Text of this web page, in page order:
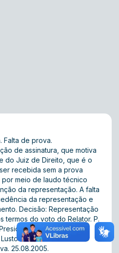
Falta de prova.
de assinatura, que motiva
do Juiz de Direito, que é o
recebida sem a prova
meio de laudo técnico
da representação. A falta
da representação e
Decisão: Representação
termos do voto do Relator. P.
da 3ª Turma do
de Oliveira. Relator 
25.08.2005.